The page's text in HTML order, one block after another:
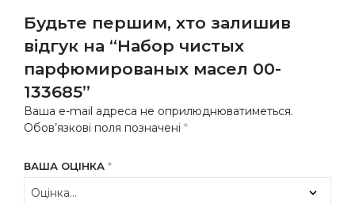
Будьте першим, хто залишив
відгук на “Набор чистых
парфюмированых масел 00-
133685”
Ваша e-mail адреса не оприлюднюватиметься.
Обов’язкові поля позначені *
ВАША ОЦІНКА *